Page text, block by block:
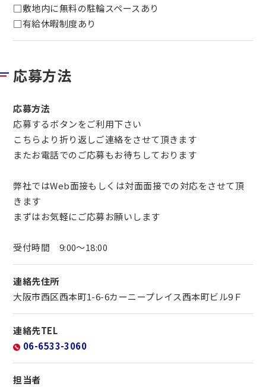
□敷地内に無料の駐輪スペースあり
□有給休暇制度あり
応募方法
応募方法
応募するボタンをご利用下さい
こちらより折り返しご連絡をさせて頂きます
またお電話でのご応募もお待ちしております
弊社ではWeb面接もしくは対面面接での対応をさせて頂
きます
まずはお気軽にご応募お願いします
受付時間 9:00～18:00
連絡先住所
大阪市西区西本町1-6-6カーニープレイス西本町ビル9Ｆ
連絡先TEL
06-6533-3060
担当者